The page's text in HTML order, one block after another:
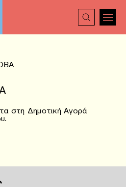
στη Δημοτική Αγορά